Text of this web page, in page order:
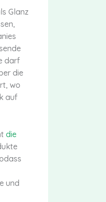
Glanz
darf
die
wo
auf
die
und